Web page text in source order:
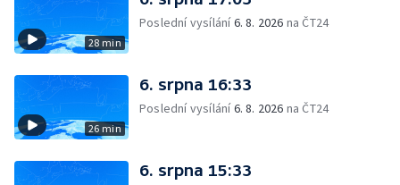
28 min
Poslední vysílání6. 8. 2026 na ČT24
26 min
6. srpna 16:33
Poslední vysílání6. 8. 2026 na ČT24
6. srpna 15:33